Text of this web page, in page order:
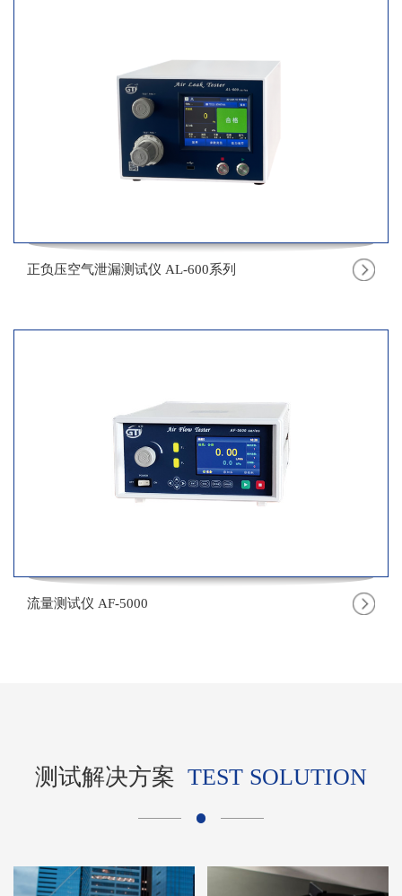
正负压空气泄漏测试仪 AL-600系列
流量测试仪 AF-5000
测试解决方案 TEST SOLUTION